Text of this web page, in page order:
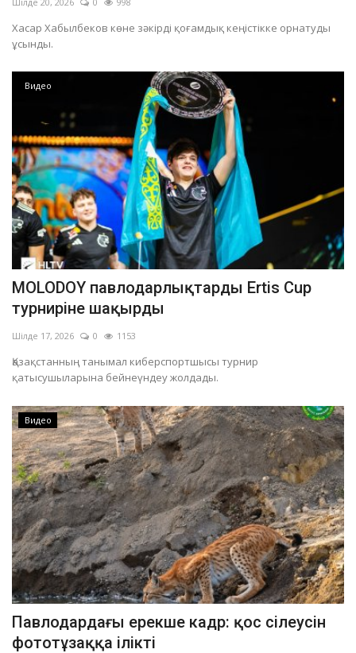
Хасар Хабылбеков көне зәкірді қоғамдық кеңістікке орнатуды
ұсынды.
Видео
MOLODOY павлодарлықтарды Ertis Cup
турниріне шақырды
Шілде 17, 2026 0 1153
Қазақстанның танымал киберспортшысы турнир
қатысушыларына бейнеүндеу жолдады.
Видео
Павлодардағы ерекше кадр: қос сілеусін
фототұзаққа ілікті